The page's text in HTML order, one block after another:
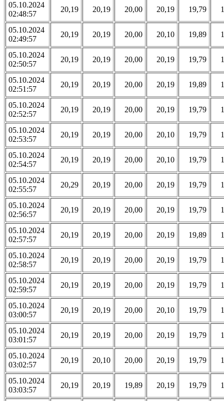
05.10.2024
02:48:57
20,19 20,19 20,00 20,19 19,79
05.10.2024
02:49:57
20,19 20,19 20,00 20,10 19,89
05.10.2024
02:50:57
20,19 20,19 20,00 20,19 19,79
05.10.2024
02:51:57
20,19 20,19 20,00 20,19 19,89
05.10.2024
02:52:57
20,19 20,19 20,00 20,19 19,79
05.10.2024
02:53:57
20,19 20,19 20,00 20,10 19,79
05.10.2024
02:54:57
20,19 20,19 20,00 20,10 19,79
05.10.2024
02:55:57
20,29 20,19 20,00 20,19 19,79
05.10.2024
02:56:57
20,19 20,19 20,00 20,19 19,79
05.10.2024
02:57:57
20,19 20,19 20,00 20,19 19,89
05.10.2024
02:58:57
20,19 20,19 20,00 20,19 19,79
05.10.2024
02:59:57
20,19 20,19 20,00 20,19 19,79
05.10.2024
03:00:57
20,19 20,19 20,00 20,10 19,79
05.10.2024
03:01:57
20,19 20,19 20,00 20,19 19,79
05.10.2024
03:02:57
20,19 20,10 20,00 20,19 19,79
05.10.2024
03:03:57
20,19 20,19 19,89 20,19 19,79